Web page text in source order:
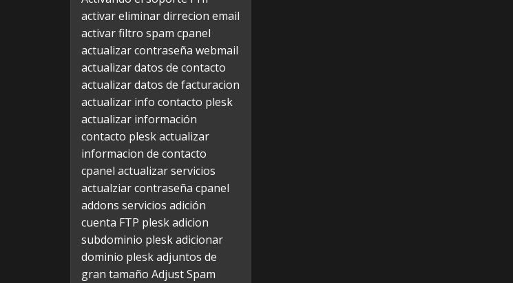
activar eliminar dirrecion email
activar filtro spam cpanel
actualizar contraseña webmail
actualizar datos de contacto
actualizar datos de facturacion
actualizar info contacto plesk
actualizar información
contacto pleskactualizar
informacion de contacto
cpanel actualizar servicios
actualziar contraseña cpanel
addons servicios adición
cuenta FTP pleskadicion
subdominio pleskadicionar
dominio pleskadjuntos de
gran tamaño Adjust Spam